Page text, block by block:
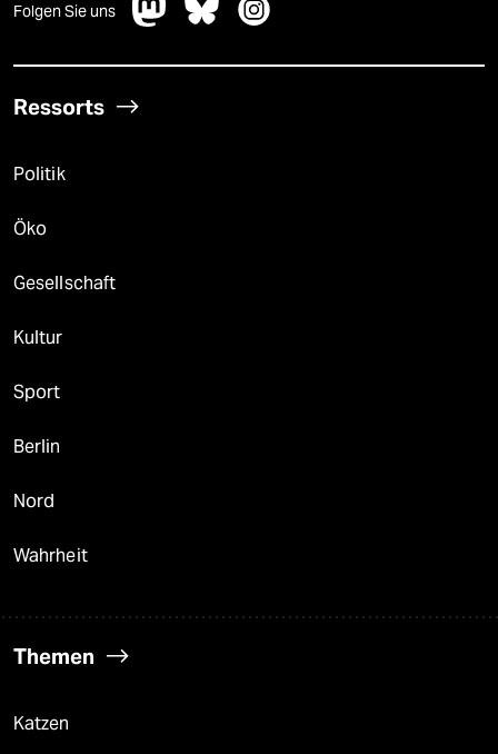
Folgen Sie uns
Ressorts
Politik
Öko
Gesellschaft
Kultur
Sport
Berlin
Nord
Wahrheit
Themen
Katzen